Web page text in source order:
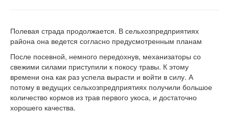
Полевая страда продолжается. В сельхозпредприятиях
района она ведется согласно предусмотренным планам
После посевной, немного передохнув, механизаторы со
свежими силами приступили к покосу травы. К этому
времени она как раз успела вырасти и войти в силу. А
потому в ведущих сельхозпредприятиях получили большое
количество кормов из трав первого укоса, и достаточно
хорошего качества.